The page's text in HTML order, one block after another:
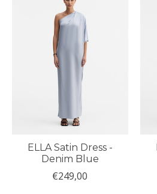
ELLA Satin Dress -
Denim Blue
€249,00